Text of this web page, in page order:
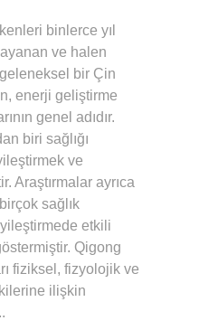
binlerce yıl
ve halen
bir Çin
enerji geliştirme
genel adıdır.
biri sağlığı
ve
Araştırmalar ayrıca
sağlık
etkili
Qigong
fiziksel, fizyolojik ve
ilişkin